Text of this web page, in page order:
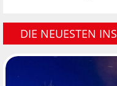
DIE NEUESTEN